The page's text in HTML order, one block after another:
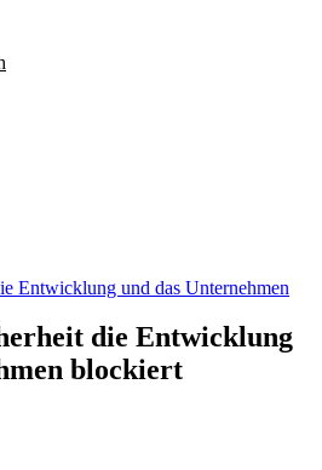
die Entwicklung
blockiert